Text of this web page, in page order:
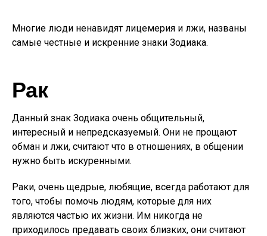
Многие люди ненавидят лицемерия и лжи, названы
самые честные и искренние знаки Зодиака.
Рак
Данный знак Зодиака очень общительный,
интересный и непредсказуемый. Они не прощают
обман и лжи, считают что в отношениях, в общении
нужно быть искуренными.
Раки, очень щедрые, любящие, всегда работают для
того, чтобы помочь людям, которые для них
являются частью их жизни. Им никогда не
приходилось предавать своих близких, они считают